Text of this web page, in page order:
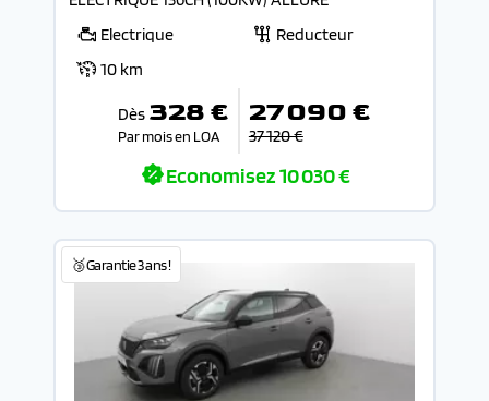
Electrique
Reducteur
10 km
Dès 328 €
Par mois en LOA
27 090 €
37 120 €
Economisez10 030 €
🥉Garantie 3 ans !